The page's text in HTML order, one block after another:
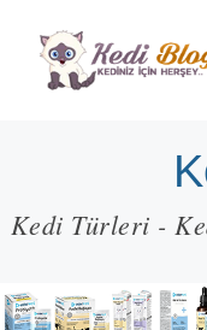
Kedi Türleri -